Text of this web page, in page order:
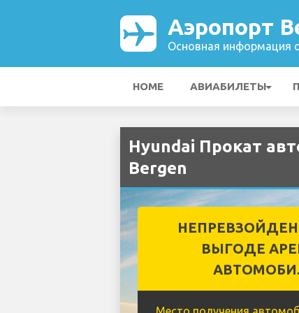
Аэропорт
Основная информация
HOME АВИАБИЛЕТЫ
Hyundai Прокат
Bergen
ВЫГОДЕ